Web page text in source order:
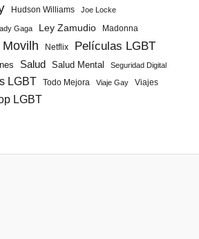
Hudson Williams Joe Locke
Gaga Ley Zamudio Madonna
Movilh Netflix Películas LGBT
Salud Salud Mental Seguridad Digital
LGBT Todo Mejora Viaje Gay
Viajes
LGBT